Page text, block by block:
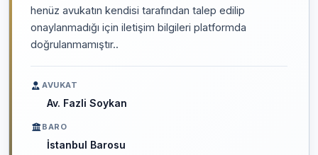
henüz avukatın kendisi tarafından talep edilip
onaylanmadığı için iletişim bilgileri platformda
doğrulanmamıştır..
AVUKAT
Av. Fazli Soykan
BARO
İstanbul Barosu